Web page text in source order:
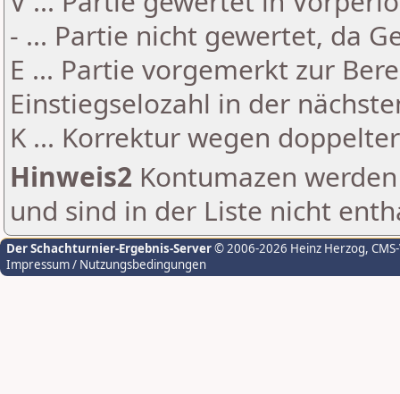
- ... Partie nicht gewertet, da
E ... Partie vorgemerkt zur
Einstiegselozahl in der
K ... Korrektur wegen
Hinweis2 Kontumazen
und sind in der Liste nicht
Der Schachturnier-Ergebnis-Server© 2006-2026 Heinz Herzog,
Impressum / Nutzungsbedingungen